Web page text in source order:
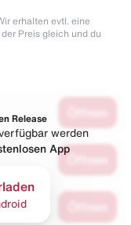
erhalten evtl. eine
Preis gleich und du
Release
werden
App